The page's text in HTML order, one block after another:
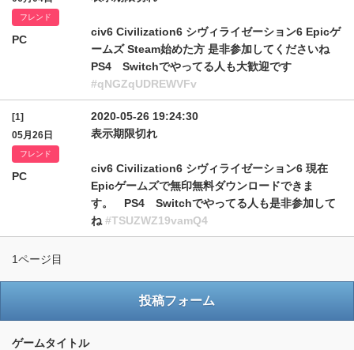
フレンド
PC
civ6 Civilization6 シヴィライゼーション6 Epicゲ
ームズ Steam始めた方 是非参加してくださいね
PS4 Switchでやってる人も大歓迎です
#qNGZqUDREWVFv
[1]
05月26日
フレンド
PC
2020-05-26 19:24:30
表示期限切れ
civ6 Civilization6 シヴィライゼーション6 現在
Epicゲームズで無印無料ダウンロードできま
す。 PS4 Switchでやってる人も是非参加して
ね #TSUZWZ19vamQ4
1ページ目
投稿フォーム
ゲームタイトル